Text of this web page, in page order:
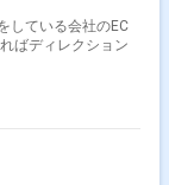
している会社のEC
ばディレクション